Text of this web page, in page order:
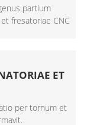
partium
fresatoriae CNC
ET
per tornum et